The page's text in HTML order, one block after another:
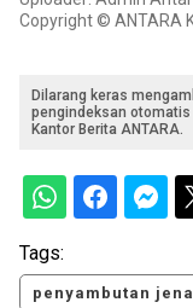
Copyright © ANTARA
Dilarang keras
pengindeksan
Kantor Berita ANTARA.
Tags:
penyambutan